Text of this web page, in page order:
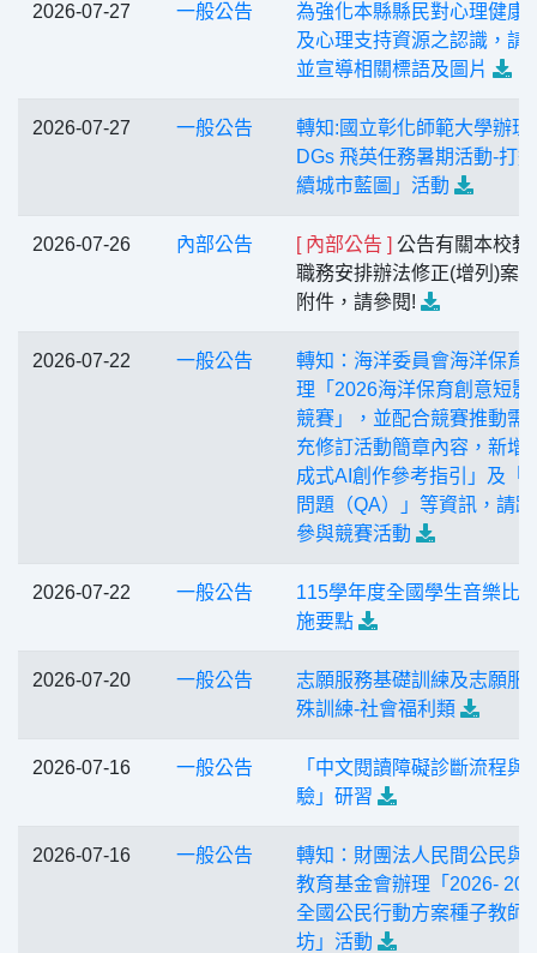
2026-07-27 一般公告
為強化本縣縣民對心理健康
及心理支持資源之認識，請
並宣導相關標語及圖片
2026-07-27 一般公告
轉知:國立彰化師範大學辦理
DGs 飛英任務暑期活動-打
續城市藍圖」活動
2026-07-26 內部公告 [ 內部公告 ] 公告有關本校教
職務安排辦法修正(增列)案
附件，請參閱!
2026-07-22 一般公告
轉知：海洋委員會海洋保育
理「2026海洋保育創意短影
競賽」，並配合競賽推動需
充修訂活動簡章內容，新增
成式AI創作參考指引」及「
問題（QA）」等資訊，請
參與競賽活動
2026-07-22 一般公告
115學年度全國學生音樂比
施要點
2026-07-20 一般公告
志願服務基礎訓練及志願服
殊訓練-社會福利類
2026-07-16 一般公告
「中文閱讀障礙診斷流程與
驗」研習
2026-07-16 一般公告
轉知：財團法人民間公民與
教育基金會辦理「2026-
全國公民行動方案種子教師
坊」活動